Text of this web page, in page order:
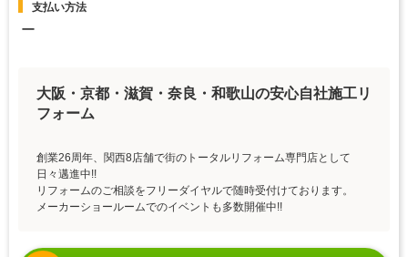
支払い方法
ー
大阪・京都・滋賀・奈良・和歌山の安心自社施工リ
フォーム
創業26周年、関西8店舗で街のトータルリフォーム専門店として
日々邁進中!!
リフォームのご相談をフリーダイヤルで随時受付けております。
メーカーショールームでのイベントも多数開催中!!